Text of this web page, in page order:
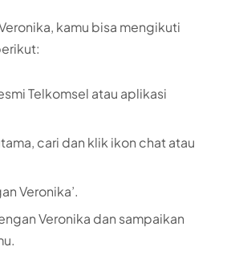
kamu bisa mengikuti
Telkomsel atau aplikasi
cari dan klik ikon chat atau
Veronika’.
Veronika dan sampaikan